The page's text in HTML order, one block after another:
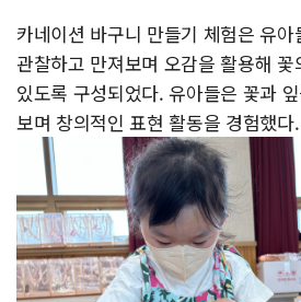
카네이션 바구니 만들기 체험은 유
관찰하고 만져보며 오감을 활용해
있도록 구성되었다. 유아들은 꽃과
보며 창의적인 표현 활동을 경험했다.